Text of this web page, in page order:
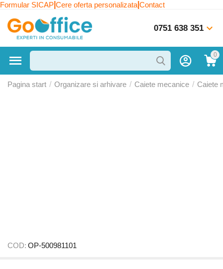
Formular SICAP Cere oferta personalizata Contact
0751 638 351
0
Pagina start / Organizare si arhivare / Caiete mecanice / Caiete
COD: OP-500981101